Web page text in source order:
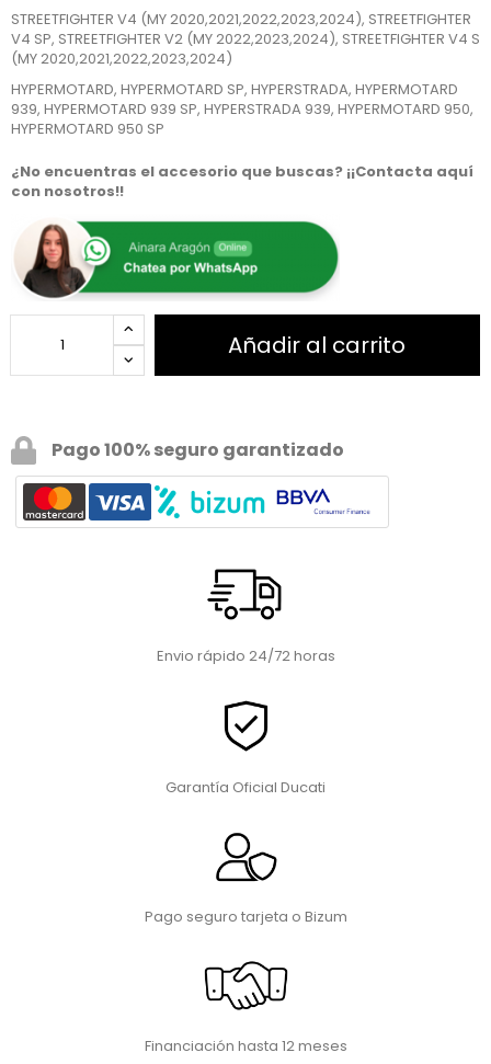
STREETFIGHTER V4 (MY 2020,2021,2022,2023,2024), STREETFIGHTER
V4 SP, STREETFIGHTER V2 (MY 2022,2023,2024), STREETFIGHTER V4 S
(MY 2020,2021,2022,2023,2024)
HYPERMOTARD, HYPERMOTARD SP, HYPERSTRADA, HYPERMOTARD
939, HYPERMOTARD 939 SP, HYPERSTRADA 939, HYPERMOTARD 950,
HYPERMOTARD 950 SP
¿No encuentras el accesorio que buscas? ¡¡Contacta aquí
con nosotros!!
Añadir al carrito
Pago 100% seguro garantizado
Envio rápido 24/72 horas
Garantía Oficial Ducati
Pago seguro tarjeta o Bizum
Financiación hasta 12 meses